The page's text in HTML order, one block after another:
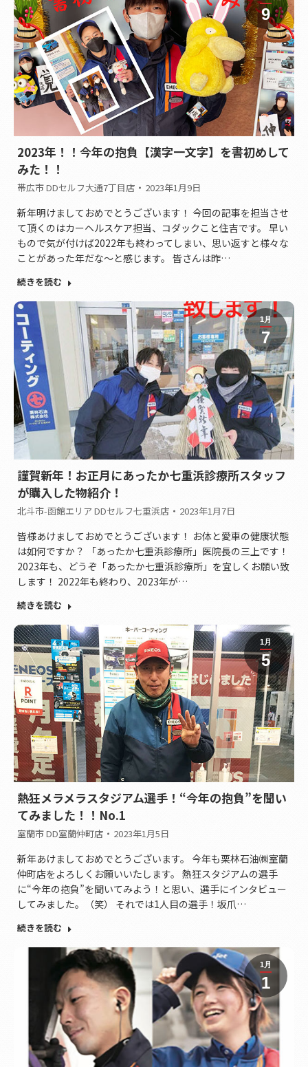
9
2023年！！今年の抱負【漢字一文字】を書初めして
みた！！
帯広市 DDセルフ大通7丁目店 2023年1月9日
新年明けましておめでとうございます！ 今回の記事を担当させ
て頂くのはカーヘルスケア担当、コダックこと住吉です。 早い
もので気が付けば2022年も終わってしまい、思い返すと様々な
ことがあった年だな～と感じます。 皆さんは昨…
続きを読む
1月
7
謹賀新年！お正月にあったか七重浜診療所スタッフ
が購入した物紹介！
北斗市-函館エリア DDセルフ七重浜店 2023年1月7日
皆様あけましておめでとうございます！ お体と愛車の健康状態
は如何ですか？ 「あったか七重浜診療所」医院長の三上です！
2023年も、どうぞ「あったか七重浜診療所」を宜しくお願い致
します！ 2022年も終わり、2023年が…
続きを読む
1月
5
熱狂メラメラスタジアム選手！“今年の抱負”を聞い
てみました！！No.1
室蘭市 DD室蘭仲町店 2023年1月5日
新年あけましておめでとうございます。 今年も栗林石油㈱室蘭
仲町店をよろしくお願いいたします。 熱狂スタジアムの選手
に“今年の抱負”を聞いてみよう！と思い、選手にインタビュー
してみました。（笑） それでは1人目の選手！坂爪…
続きを読む
1月
1